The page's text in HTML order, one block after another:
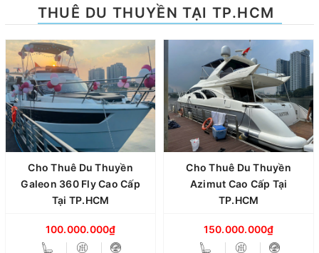
THUÊ DU THUYỀN TẠI TP.HCM
Cho Thuê Du Thuyền
Galeon 360 Fly Cao Cấp
Tại TP.HCM
100.000.000₫
Cho Thuê Du Thuyền
Azimut Cao Cấp Tại
TP.HCM
150.000.000₫